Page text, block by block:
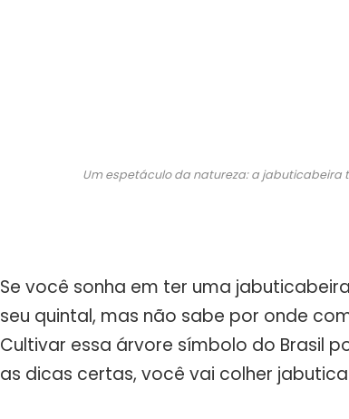
Um espetáculo da natureza: a
Se você sonha em ter uma
seu quintal, mas não sabe por onde
Cultivar essa árvore símbolo do Brasil
as dicas certas, você vai colher